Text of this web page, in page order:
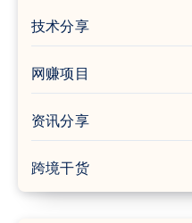
技术分享
网赚项目
资讯分享
跨境干货